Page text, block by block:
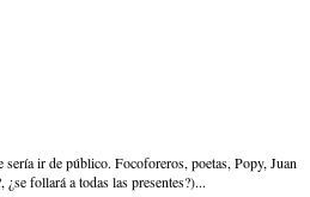
ir de público. Focoforeros, poetas, Popy, Juan
follará a todas las presentes?)...